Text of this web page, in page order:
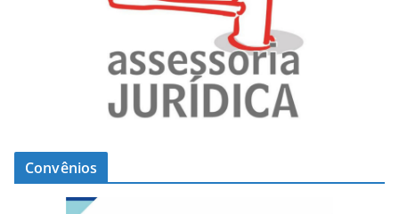
Convênios